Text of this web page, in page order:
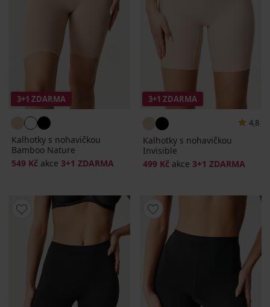
3+1 ZDARMA
Kalhotky s nohavičkou
Bamboo Nature
549 Kč akce 3+1 ZDARMA
3+1 ZDARMA
4,8
Kalhotky s nohavičkou
Invisible
499 Kč akce 3+1 ZDARMA